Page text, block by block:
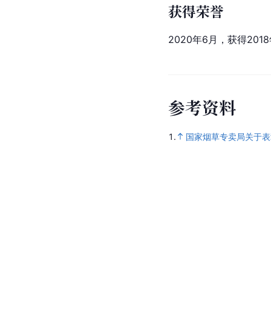
获得荣誉
2020年6月，获得
参考资料
1. 国家烟草专卖局关于